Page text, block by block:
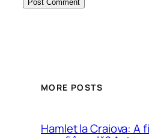
MORE POSTS
Hamlet la Craiova: A